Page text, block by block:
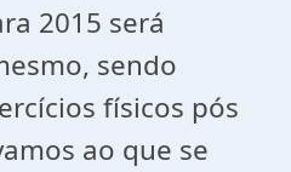
2015 será
sendo
físicos pós
ao que se